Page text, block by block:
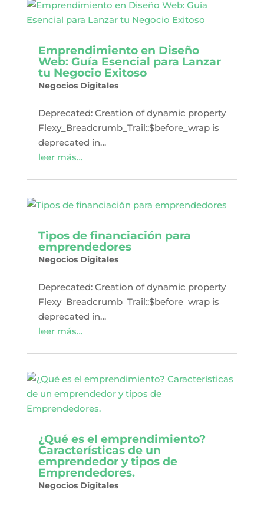
Emprendimiento en Diseño
Web: Guía Esencial para Lanzar
tu Negocio Exitoso
Negocios Digitales
Deprecated: Creation of dynamic property
Flexy_Breadcrumb_Trail::$before_wrap is
deprecated in…
leer más…
Tipos de financiación para
emprendedores
Negocios Digitales
Deprecated: Creation of dynamic property
Flexy_Breadcrumb_Trail::$before_wrap is
deprecated in…
leer más…
¿Qué es el emprendimiento?
Características de un
emprendedor y tipos de
Emprendedores.
Negocios Digitales